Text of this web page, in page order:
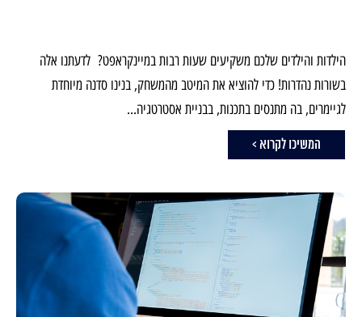
הילדות והילדים שלכם משקיעים שעות רבות במיינקראפט? לדעתנו אלה
בשורות נהדרות! כדי להוציא את המיטב מהמשחק, בנינו סדנה מיוחדת
לגיימרים, בה מתנסים בתכנות, בבניית אסטרטגיה...
המשיכו לקרוא >